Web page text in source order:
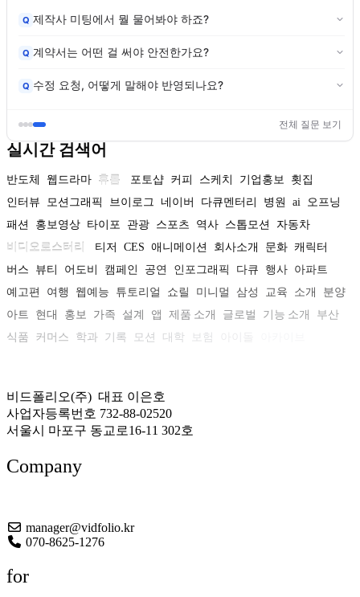
Q 제작사 미팅에서 뭘 물어봐야 하죠?
Q 계약서는 어떤 걸 써야 안전한가요?
Q 수정 요청, 어떻게 말해야 반영되나요?
전체 질문 보기
실시간 검색어
반도체 웹드라마 휴롬 포토샵 커피 스케치 기업홍보
횟집
인터뷰
모션그래픽 브이로그 네이버 다큐멘터리 병원 ai 오프닝
패션
홍보영상 타이포 관광 스포츠 역사 스톱모션
자동차
비디오로스터리
티저 CES 애니메이션 회사소개 문화 캐릭터
버스
뷰티 어도비 캠페인 공연 인포그래픽 다큐 행사 아파트
예고편
여행 웹예능 튜토리얼 쇼릴 미니멀 삼성 교육 소개
분양
아트
현대 홍보 가족 설계 앱 제품 소개 글로벌 기능 소개
부산
식품
커머스 학과 기록 모션 대학 보험
비드폴리오(주) 대표 이은호
사업자등록번호 732-88-02520
서울시 마포구 동교로16-11 302호
Company
manager@vidfolio.kr
070-8625-1276
for